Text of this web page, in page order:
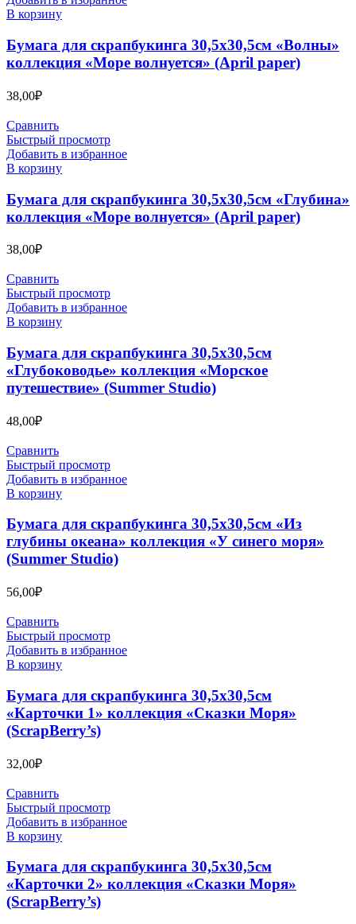
В корзину
Бумага для скрапбукинга 30,5х30,5см «Волны»
коллекция «Море волнуется» (April paper)
38,00₽
Сравнить
Быстрый просмотр
Добавить в избранное
В корзину
Бумага для скрапбукинга 30,5х30,5см «Глубина»
коллекция «Море волнуется» (April paper)
38,00₽
Сравнить
Быстрый просмотр
Добавить в избранное
В корзину
Бумага для скрапбукинга 30,5х30,5см
«Глубоководье» коллекция «Морское
путешествие» (Summer Studio)
48,00₽
Сравнить
Быстрый просмотр
Добавить в избранное
В корзину
Бумага для скрапбукинга 30,5х30,5см «Из
глубины океана» коллекция «У синего моря»
(Summer Studio)
56,00₽
Сравнить
Быстрый просмотр
Добавить в избранное
В корзину
Бумага для скрапбукинга 30,5х30,5см
«Карточки 1» коллекция «Сказки Моря»
(ScrapBerry’s)
32,00₽
Сравнить
Быстрый просмотр
Добавить в избранное
В корзину
Бумага для скрапбукинга 30,5х30,5см
«Карточки 2» коллекция «Сказки Моря»
(ScrapBerry’s)